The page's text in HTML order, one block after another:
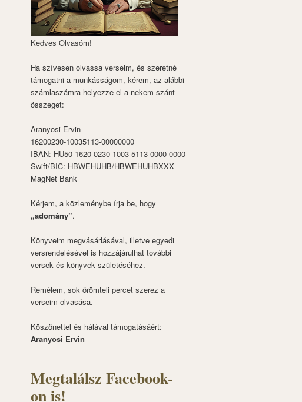
Kedves Olvasóm!
Ha szívesen olvassa verseim, és szeretné
támogatni a munkásságom, kérem, az alábbi
számlaszámra helyezze el a nekem szánt
összeget:
Aranyosi Ervin
16200230-10035113-00000000
IBAN: HU50 1620 0230 1003 5113 0000 0000
Swift/BIC: HBWEHUHB/HBWEHUHBXXX
MagNet Bank
Kérjem, a közleménybe írja be, hogy
„adomány”.
Könyveim megvásárlásával, illetve egyedi
versrendelésével is hozzájárulhat további
versek és könyvek születéséhez.
Remélem, sok örömteli percet szerez a
verseim olvasása.
Köszönettel és hálával támogatásáért:
Aranyosi Ervin
Megtalálsz Facebook-
on is!